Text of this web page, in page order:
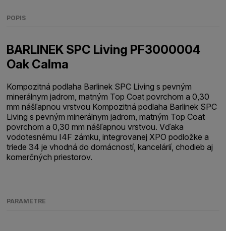
POPIS
BARLINEK SPC Living PF3000004
Oak Calma
Kompozitná podlaha Barlinek SPC Living s pevným
minerálnym jadrom, matným Top Coat povrchom a 0,30
mm nášľapnou vrstvou Kompozitná podlaha Barlinek SPC
Living s pevným minerálnym jadrom, matným Top Coat
povrchom a 0,30 mm nášľapnou vrstvou. Vďaka
vodotesnému I4F zámku, integrovanej XPO podložke a
triede 34 je vhodná do domácností, kancelárií, chodieb aj
komerčných priestorov.
PARAMETRE